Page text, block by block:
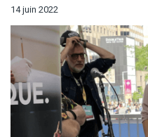
14 juin 2022